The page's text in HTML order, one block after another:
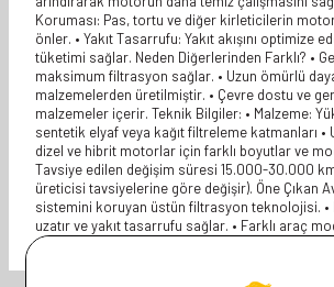
Koruması: Pas, tortu ve diğer kirleticilerin
önler. • Yakıt Tasarrufu: Yakıt akışını optimize
tüketimi sağlar. Neden Diğerlerinden Farklı? •
maksimum filtrasyon sağlar. • Uzun ömürlü
malzemelerden üretilmiştir. • Çevre dostu ve
malzemeler içerir. Teknik Bilgiler: • Malzeme:
sentetik elyaf veya kağıt filtreleme katmanları •
dizel ve hibrit motorlar için farklı boyutlar ve
Tavsiye edilen değişim süresi 15.000-30.000
üreticisi tavsiyelerine göre değişir). Öne Çıkan
sistemini koruyan üstün filtrasyon teknolojisi. •
uzatır ve yakıt tasarrufu sağlar. • Farklı araç